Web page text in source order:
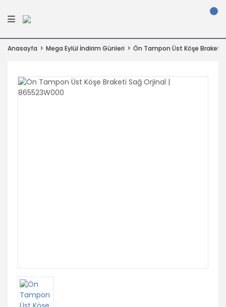
Anasayfa Mega Eylül İndirim Günleri Ön Tampon Üst Köşe Braketi